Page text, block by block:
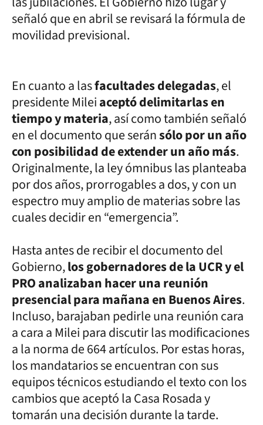
señaló que en abril se revisará la fórmula de
movilidad previsional.
En cuanto a lasfacultades delegadas, el
presidente Mileiaceptó delimitarlas en
tiempo y materia, así como también señaló
en el documento que seránsólo por un año
con posibilidad de extender un año más.
Originalmente, la ley ómnibus las planteaba
por dos años, prorrogables a dos, y con un
espectro muy amplio de materias sobre las
cuales decidir en “emergencia”.
Hasta antes de recibir el documento del
Gobierno,los gobernadores de la UCR y el
PRO analizaban hacer una reunión
presencial para mañana en Buenos Aires.
Incluso, barajaban pedirle una reunión cara
a cara a Milei para discutir las modificaciones
a la norma de 664 artículos. Por estas horas,
los mandatarios se encuentran con sus
equipos técnicos estudiando el texto con los
cambios que aceptó la Casa Rosada y
tomarán una decisión durante la tarde.